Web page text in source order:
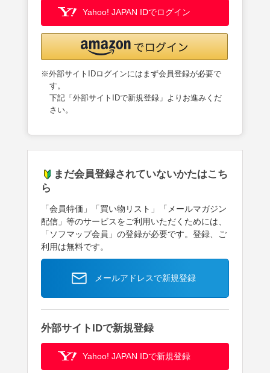
Yahoo! JAPAN IDでログイン
※外部サイトIDログインにはまず会員登録が必要で
す。
下記「外部サイトIDで新規登録」よりお進みくだ
さい。
まだ会員登録されていないかたはこち
ら
「会員特価」「買い物リスト」「メールマガジン
配信」等のサービスをご利用いただくためには、
「ソフマップ会員」の登録が必要です。登録、ご
利用は無料です。
メールアドレスで新規登録
外部サイトIDで新規登録
Yahoo! JAPAN IDで新規登録